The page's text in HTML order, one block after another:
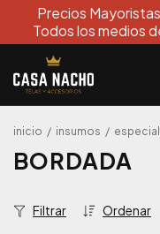
Precios
Todos los medios
inicio / insumos /
BORDADA
Ordenar
Filtrar